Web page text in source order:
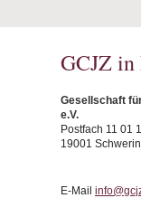
GCJZ in
Gesellschaft
e.V.
Postfach 11 01
19001 Schwerin
E-Mail